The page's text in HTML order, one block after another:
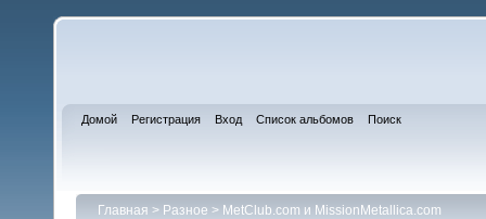
Домой Регистрация Вход Список альбомов Поиск
Главная > Разное > MetClub.com и MissionMetallica.com